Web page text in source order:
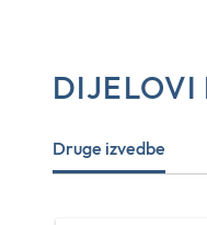
DIJELOVI
Druge izvedbe